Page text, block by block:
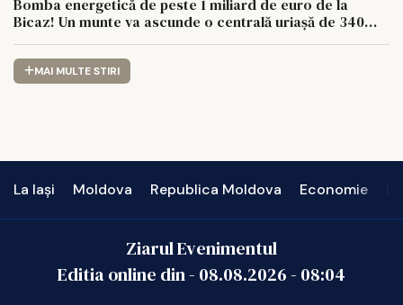
Bomba energetică de peste 1 miliard de euro de la
Bicaz! Un munte va ascunde o centrală uriașă de 340
MAI MULTE STIRI
La Iași Moldova Republica Moldova Economie
Ziarul Evenimentul
Editia online din - 08.08.2026- 08:04